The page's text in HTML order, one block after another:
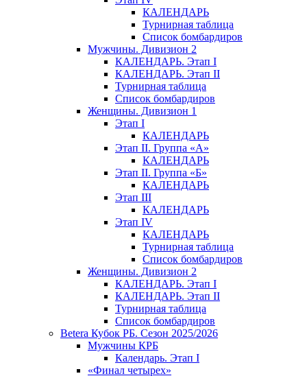
КАЛЕНДАРЬ
Турнирная таблица
Список бомбардиров
Мужчины. Дивизион 2
КАЛЕНДАРЬ. Этап I
КАЛЕНДАРЬ. Этап II
Турнирная таблица
Список бомбардиров
Женщины. Дивизион 1
Этап I
КАЛЕНДАРЬ
Этап II. Группа «А»
КАЛЕНДАРЬ
Этап II. Группа «Б»
КАЛЕНДАРЬ
Этап III
КАЛЕНДАРЬ
Этап IV
КАЛЕНДАРЬ
Турнирная таблица
Список бомбардиров
Женщины. Дивизион 2
КАЛЕНДАРЬ. Этап I
КАЛЕНДАРЬ. Этап II
Турнирная таблица
Список бомбардиров
Betera Кубок РБ. Сезон 2025/2026
Мужчины КРБ
Календарь. Этап I
«Финал четырех»